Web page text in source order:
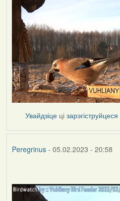
Увайдзіце цізарэгіструйцеся
Peregrinus- 05.02.2023 - 20:58